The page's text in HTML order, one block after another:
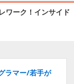
ワーク！インサイド
ラマー/若手が